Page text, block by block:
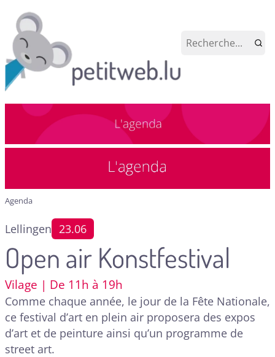
Agenda
Lellingen 23.06
Open air Konstfestival
Vilage | De 11h à 19h
Comme chaque année, le jour de la Fête Nationale,
ce festival d’art en plein air proposera des expos
d’art et de peinture ainsi qu’un programme de
street art.